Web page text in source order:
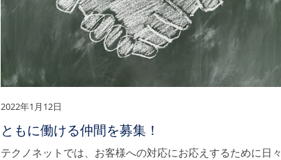
2022年1月12日
ともに働ける仲間を募集！
テクノネットでは、お客様への対応にお応えするために日々